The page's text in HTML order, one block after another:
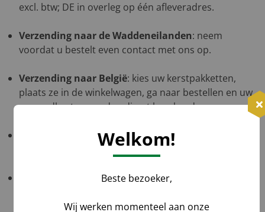
excl. btw; DE in overleg op één afleveradres.
Verzending naar de Waddeneilanden: neem
voordat u bestelt even contact met ons op.
Verzending naar België: kies uw kerstpakketten,
plaats ze in de winkelwagen, ga naar bestellen en uw
verzendkosten worden direct berekend.
Verzending naar Duitsland: neem voordat u bestelt
even contact met ons op.
: u ontvangt de link uiterlijk op de
magazijnen ontvangt u meerdere links.
Welkom!
Beste bezoeker,
Wij werken momenteel aan onze